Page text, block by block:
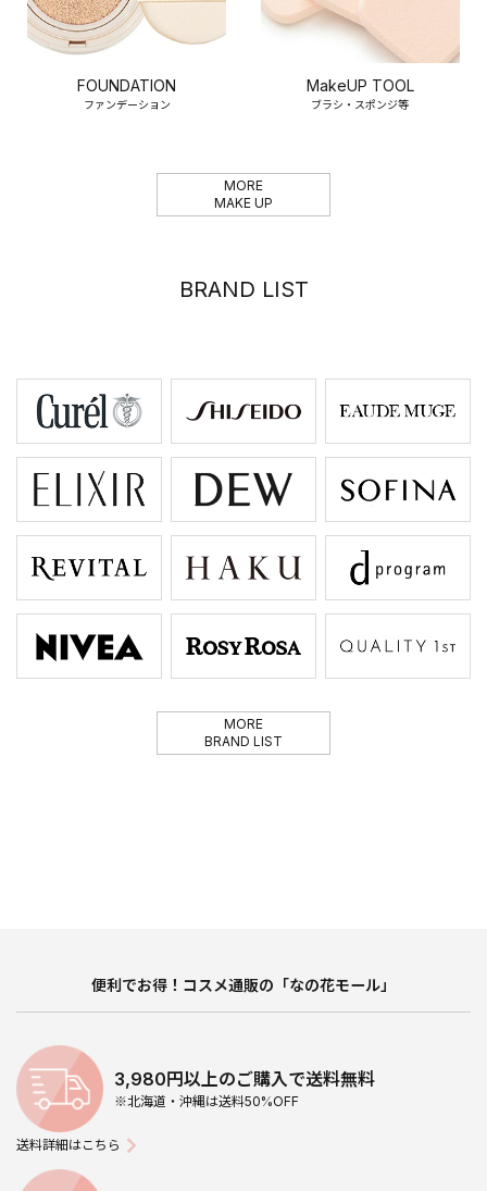
FOUNDATION
ファンデーション
MakeUP TOOL
ブラシ・スポンジ等
MORE
MAKE UP
BRAND LIST
MORE
BRAND LIST
便利でお得！コスメ通販の「なの花モール」
3,980円以上のご購入で送料無料
※北海道・沖縄は送料50%OFF
送料詳細はこちら